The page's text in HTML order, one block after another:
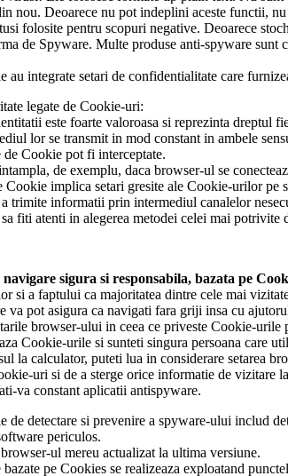
nou. Deoarece nu pot indeplini aceste functii,
folosite pentru scopuri negative. Deoarece
de Spyware. Multe produse anti-spyware sunt
au integrate setari de confidentialitate care
legate de Cookie-uri:
este foarte valoroasa si reprezinta dreptul
lor se transmit in mod constant in ambele
Cookie pot fi interceptate.
de exemplu, daca browser-ul se
Cookie implica setari gresite ale Cookie-urilor pe
trimite informatii prin intermediul canalelor
fiti atenti in alegerea metodei celei mai potrivite
sigura si responsabila, bazata pe
si a faptului ca majoritatea dintre cele mai
va pot asigura ca navigati fara griji insa cu
browser-ului in ceea ce priveste Cookie-
Cookie-urile si sunteti singura persoana care
la calculator, puteti lua in considerare setarea
uri si de a sterge orice informatie de vizitare
va constant aplicatii antispyware.
de detectare si prevenire a spyware-ului includ
periculos.
ul mereu actualizat la ultima versiune.
pe Cookies se realizeaza exploatand